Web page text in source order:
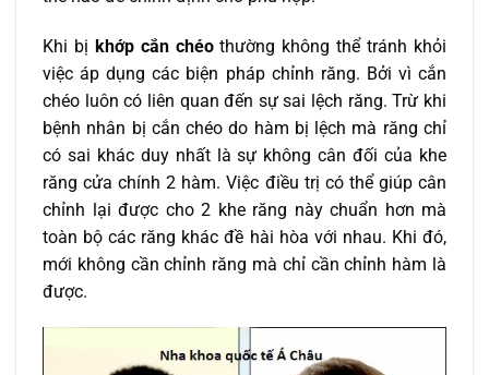
Khi bị khớp cắn chéothường không thể tránh khỏi
việc áp dụng các biện pháp chỉnh răng. Bởi vì cắn
chéo luôn có liên quan đến sự sai lệch răng. Trừ khi
bệnh nhân bị cắn chéo do hàm bị lệch mà răng chỉ
có sai khác duy nhất là sự không cân đối của khe
răng cửa chính 2 hàm. Việc điều trị có thể giúp cân
chỉnh lại được cho 2 khe răng này chuẩn hơn mà
toàn bộ các răng khác đề hài hòa với nhau. Khi đó,
mới không cần chỉnh răng mà chỉ cần chỉnh hàm là
được.